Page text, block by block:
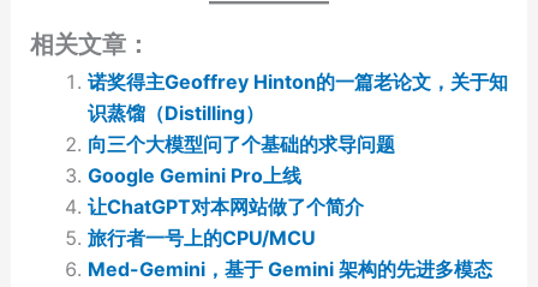
相关文章：
诺奖得主Geoffrey Hinton的一篇老论文，关于知
识蒸馏（Distilling）
向三个大模型问了个基础的求导问题
Google Gemini Pro上线
让ChatGPT对本网站做了个简介
旅行者一号上的CPU/MCU
Med-Gemini，基于 Gemini 架构的先进多模态